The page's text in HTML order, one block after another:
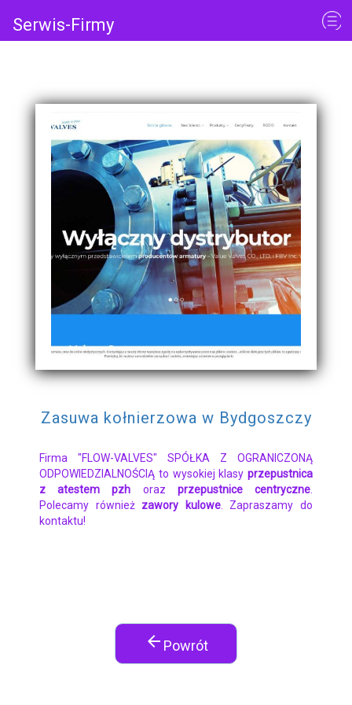
Serwis-Firmy
Zasuwa kołnierzowa w Bydgoszczy
Firma "FLOW-VALVES" SPÓŁKA Z OGRANICZONĄ
ODPOWIEDZIALNOŚCIĄ to wysokiej klasy przepustnica
z atestem pzh oraz przepustnice centryczne
Polecamy również zawory kulowe. Zapraszamy do
kontaktu!
arrow_back Powrót